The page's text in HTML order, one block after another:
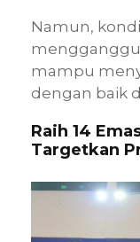
Namun,
mampu
dengan baik
Raih 14
Targetkan